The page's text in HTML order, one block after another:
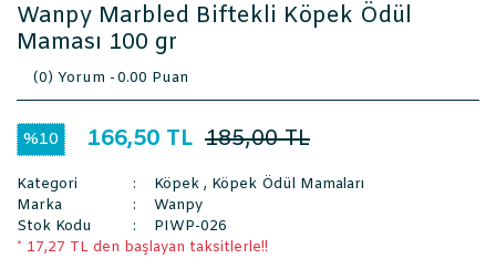
Wanpy Marbled Biftekli Köpek Ödül
Maması 100 gr
(0) Yorum -0.00 Puan
%10 166,50 TL 185,00 TL
Kategori Köpek , Köpek Ödül Mamaları
Marka
Wanpy
Stok Kodu
PIWP-026
* 17,27 TL den başlayan taksitlerle!!